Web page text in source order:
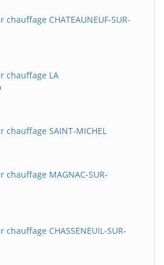
CHATEAUNEUF-SUR-
chauffage LA
chauffage SAINT-MICHEL
chauffage MAGNAC-SUR-
CHASSENEUIL-SUR-